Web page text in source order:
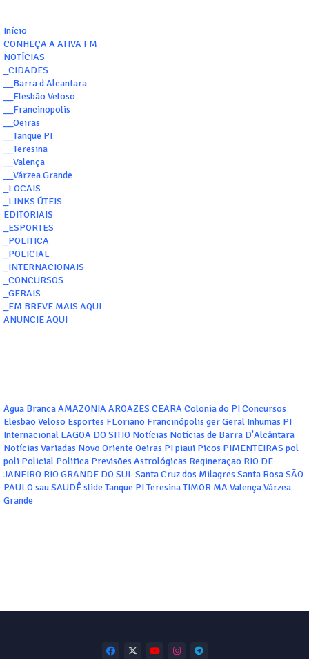
Início
CONHEÇA A ATIVA FM
NOTÍCIAS
_CIDADES
__Barra d Alcantara
__Elesbão Veloso
__Francinopolis
__Oeiras
__Tanque PI
__Teresina
__Valença
__Várzea Grande
_LOCAIS
_LINKS ÚTEIS
EDITORIAIS
_ESPORTES
_POLITICA
_POLICIAL
_INTERNACIONAIS
_CONCURSOS
_GERAIS
_EM BREVE MAIS AQUI
ANUNCIE AQUI
Agua BrancaAMAZONIAAROAZES CEARAColonia do PIConcursos
Elesbão Veloso Esportes FLoriano Francinópolis gerGeral Inhumas PI
Internacional LAGOA DO SITIO Notícias Notícias de Barra D'Alcântara
Notícias Variadas Novo Oriente Oeiras PIpiaui Picos PIMENTEIRAS pol
poli Policial Politica Previsões Astrológicas Regineraçao RIO DE
JANEIRO RIO GRANDE DO SUL Santa Cruz dos Milagres Santa RosaSÃO
PAULOsauSAUDÊslide Tanque PITeresinaTIMOR MAValençaVárzea
Grande